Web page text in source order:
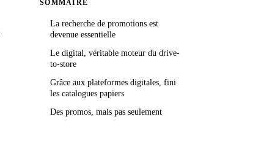
SOMMAIRE
La recherche de promotions est
devenue essentielle
Le digital, véritable moteur du drive-
to-store
Grâce aux plateformes digitales, fini
les catalogues papiers
Des promos, mais pas seulement